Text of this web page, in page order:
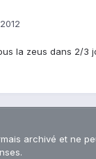
la zeus dans 2/3
archivé et ne